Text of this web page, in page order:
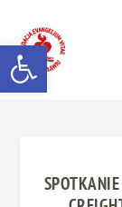
Otwórz pasek narzędzi